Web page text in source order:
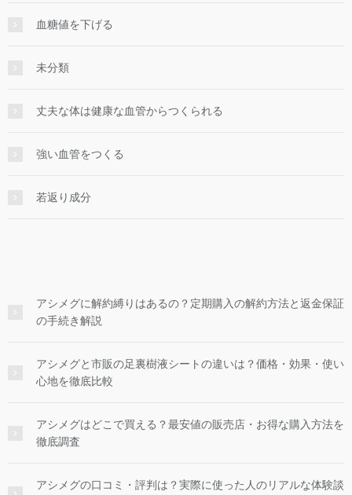
血糖値を下げる
未分類
丈夫な体は健康な血管からつくられる
強い血管をつくる
若返り成分
アシメグに解約縛りはあるの？定期購入の解約方法と返金保証
の手続き解説
アシメグと市販の足裏樹液シートの違いは？価格・効果・使い
心地を徹底比較
アシメグはどこで買える？最安値の販売店・お得な購入方法を
徹底調査
アシメグの口コミ・評判は？実際に使った人のリアルな体験談